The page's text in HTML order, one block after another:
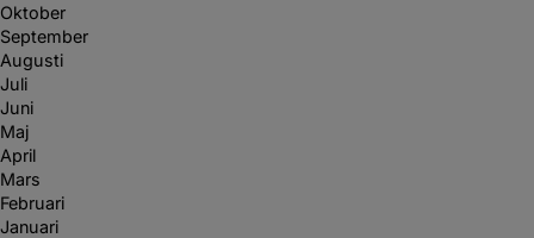
Oktober
September
Augusti
Juli
Juni
Maj
April
Mars
Februari
Januari